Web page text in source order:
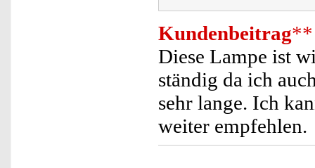
Kundenbeitrag**
Diese Lampe ist
ständig da ich
sehr lange. Ich
weiter empfehlen.